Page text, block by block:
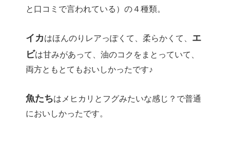
と口コミで言われている）の４種類。
イカはほんのりレアっぽくて、柔らかくて、 エ
ビは甘みがあって、油のコクをまとっていて、
両方ともとてもおいしかったです♪
魚たちはメヒカリとフグみたいな感じ？で普通
においしかったです。